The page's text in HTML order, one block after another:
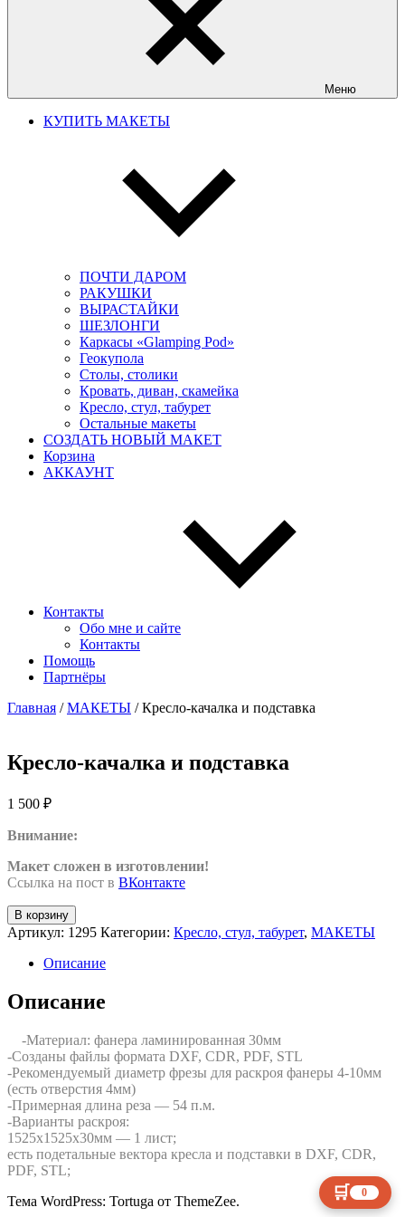
Меню
КУПИТЬ МАКЕТЫ
ПОЧТИ ДАРОМ
РАКУШКИ
ВЫРАСТАЙКИ
ШЕЗЛОНГИ
Каркасы «Glamping Pod»
Геокупола
Столы, столики
Кровать, диван, скамейка
Кресло, стул, табурет
Остальные макеты
СОЗДАТЬ НОВЫЙ МАКЕТ
Корзина
АККАУНТ
Контакты
Обо мне и сайте
Контакты
Помощь
Партнёры
Главная /МАКЕТЫ / Кресло-качалка и подставка
Кресло-качалка и подставка
1 500 ₽
Внимание:
Макет сложен в изготовлении!
Ссылка на пост в ВКонтакте
Количество
товара
Кресло-
качалка
подставка
В корзину
Артикул: 1295 Категории: Кресло, стул, табурет, МАКЕТЫ
Описание
Описание
-Материал: фанера ламинированная 30мм
-Созданы файлы формата DXF, CDR, PDF, STL
-Рекомендуемый диаметр фрезы для раскроя фанеры 4-10мм
(есть отверстия 4мм)
-Примерная длина реза — 54 п.м.
-Варианты раскроя:
1525х1525х30мм — 1 лист;
есть подетальные вектора кресла и подставки в DXF, CDR,
PDF, STL;
Тема WordPress: Tortuga от ThemeZee.
🛒 0